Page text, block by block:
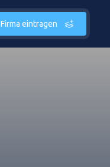
Firma eintragen